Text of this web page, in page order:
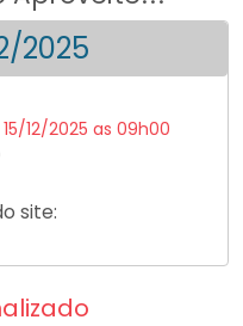
2025
12/2025 as 09h00
site: